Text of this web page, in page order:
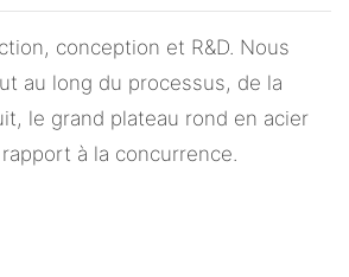
conception et R&D. Nous
au long du processus, de la
le grand plateau rond en acier
à la concurrence.